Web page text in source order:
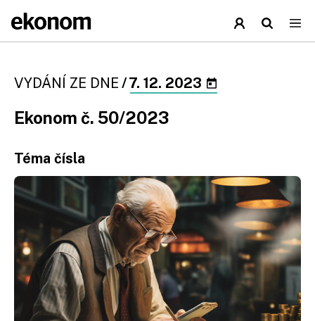
VYDÁNÍ ZE DNE /7. 12. 2023
Ekonom č. 50/2023
Téma čísla